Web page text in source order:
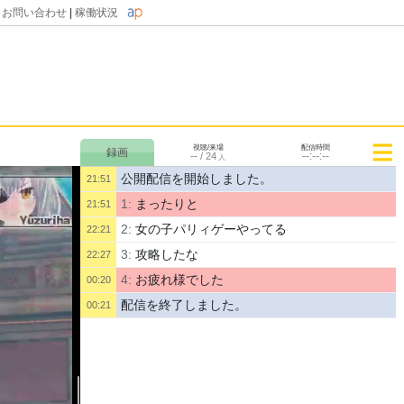
お問い合わせ 稼働状況
視聴/来場
-- / 24 人
配信時間
--:--:--
21:51 公開配信を開始しました。
21:51 1: まったりと
22:21 2: 女の子パリィゲーやってる
22:27 3: 攻略したな
00:20 4: お疲れ様でした
00:21 配信を終了しました。